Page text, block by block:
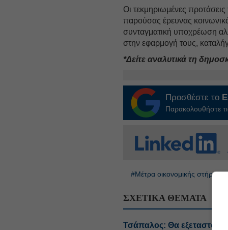
Οι τεκμηριωμένες
παρούσας έρευνας
συνταγματική υποχρέωση
στην εφαρμογή τους,
*Δείτε αναλυτικά τη
Προσθέστε το
Παρακολουθήστε
#Μέτρα οικονομικής στήριξης
ΣΧΕΤΙΚΑ ΘΕΜΑΤΑ
Τσάπαλος: Θα εξεταστούν